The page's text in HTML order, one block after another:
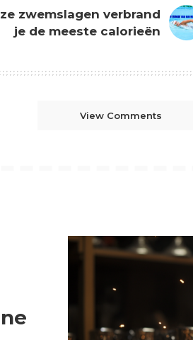
zwemslagen verbrand
je de meeste calorieën
View Comments